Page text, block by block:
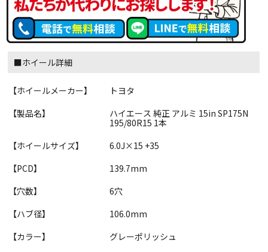
■ホイール詳細
【ホイールメーカー】
トヨタ
【製品名】
ハイエース 純正 アルミ 15in SP175N
195/80R15 1本
【ホイールサイズ】
6.0J×15 +35
【PCD】
139.7mm
【穴数】
6穴
【ハブ径】
106.0mm
【カラー】
グレーポリッシュ